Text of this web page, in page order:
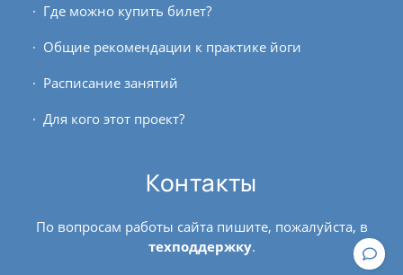
Где можно купить билет?
Общие рекомендации к практике йоги
Расписание занятий
Для кого этот проект?
Контакты
По вопросам работы сайта пишите, пожалуйста, в
техподдержку.